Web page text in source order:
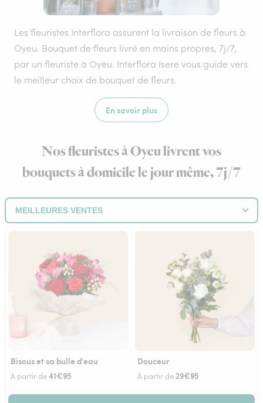
Les fleuristes Interflora assurent la livraison de fleurs à
Oyeu. Bouquet de fleurs livré en mains propres, 7j/7,
par un fleuriste à Oyeu. Interflora Isere vous guide vers
le meilleur choix de bouquet de fleurs.
En savoir plus
Nos fleuristes à Oyeu livrent vos
bouquets à domicile le jour même, 7j/7
Bisous et sa bulle d'eau
À partir de41€95
Douceur
À partir de 29€95